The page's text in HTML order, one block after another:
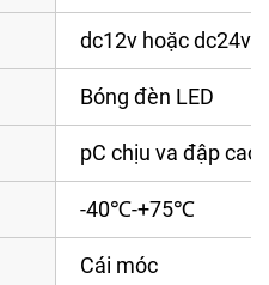
dc12v hoặc dc24v
Bóng đèn LED
pC chịu va đập cao
-40℃-+75℃
Cái móc